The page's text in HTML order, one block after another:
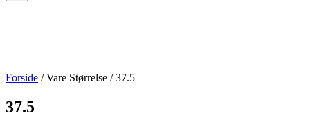
Forside / Vare Størrelse / 37.5
37.5